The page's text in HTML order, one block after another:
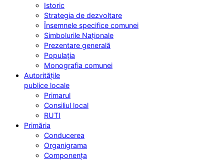
Istoric
Strategia de dezvoltare
Însemnele specifice comunei
Simbolurile Naționale
Prezentare generală
Populația
Monografia comunei
Autoritățile
publice locale
Primarul
Consiliul local
RUTI
Primăria
Conducerea
Organigrama
Componența